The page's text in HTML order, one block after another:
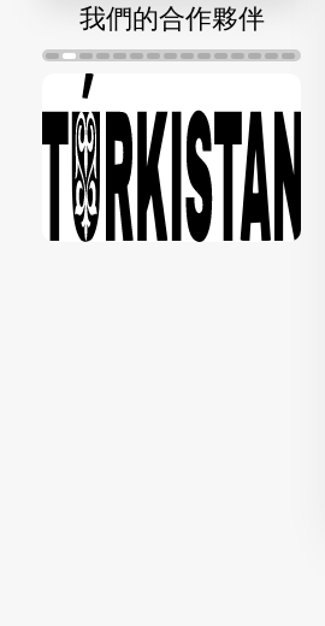
我們的合作夥伴